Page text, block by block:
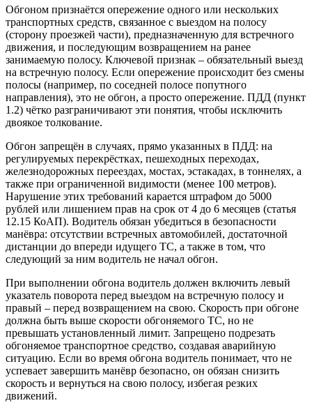
Обгоном признаётся опережение одного или нескольких
транспортных средств, связанное с выездом на полосу
(сторону проезжей части), предназначенную для встречного
движения, и последующим возвращением на ранее
занимаемую полосу. Ключевой признак – обязательный выезд
на встречную полосу. Если опережение происходит без смены
полосы (например, по соседней полосе попутного
направления), это не обгон, а просто опережение. ПДД (пункт
1.2) чётко разграничивают эти понятия, чтобы исключить
двоякое толкование.
Обгон запрещён в случаях, прямо указанных в ПДД: на
регулируемых перекрёстках, пешеходных переходах,
железнодорожных переездах, мостах, эстакадах, в тоннелях, а
также при ограниченной видимости (менее 100 метров).
Нарушение этих требований карается штрафом до 5000
рублей или лишением прав на срок от 4 до 6 месяцев (статья
12.15 КоАП). Водитель обязан убедиться в безопасности
манёвра: отсутствии встречных автомобилей, достаточной
дистанции до впереди идущего ТС, а также в том, что
следующий за ним водитель не начал обгон.
При выполнении обгона водитель должен включить левый
указатель поворота перед выездом на встречную полосу и
правый – перед возвращением на свою. Скорость при обгоне
должна быть выше скорости обгоняемого ТС, но не
превышать установленный лимит. Запрещено подрезать
обгоняемое транспортное средство, создавая аварийную
ситуацию. Если во время обгона водитель понимает, что не
успевает завершить манёвр безопасно, он обязан снизить
скорость и вернуться на свою полосу, избегая резких
движений.